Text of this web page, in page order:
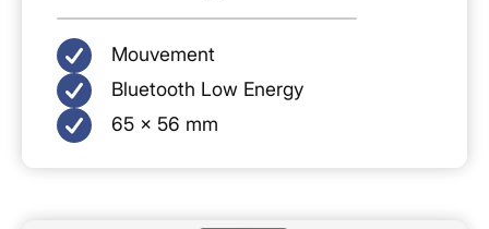
Mouvement
Bluetooth Low Energy
65 × 56 mm